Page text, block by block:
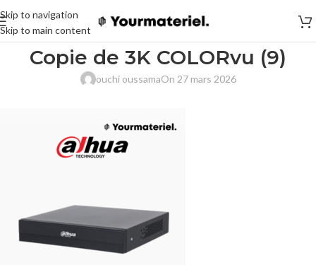
Skip to navigation
Skip to main content
Copie de 3K COLORvu (9)
ouchi oussamaOn 27 mars 2026